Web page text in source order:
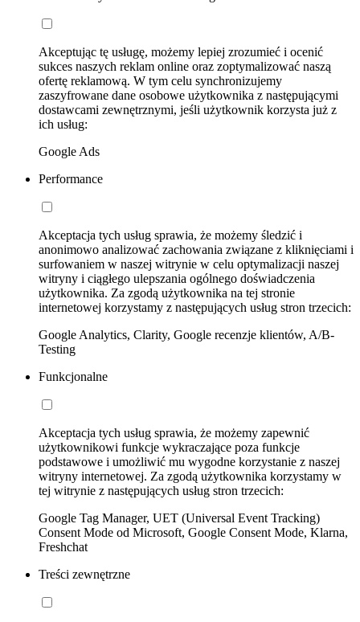
Akceptując tę usługę, możemy lepiej zrozumieć i ocenić
sukces naszych reklam online oraz zoptymalizować naszą
ofertę reklamową. W tym celu synchronizujemy
zaszyfrowane dane osobowe użytkownika z następującymi
dostawcami zewnętrznymi, jeśli użytkownik korzysta już z
ich usług:
Google Ads
Performance
Akceptacja tych usług sprawia, że możemy śledzić i
anonimowo analizować zachowania związane z kliknięciami i
surfowaniem w naszej witrynie w celu optymalizacji naszej
witryny i ciągłego ulepszania ogólnego doświadczenia
użytkownika. Za zgodą użytkownika na tej stronie
internetowej korzystamy z następujących usług stron trzecich:
Google Analytics, Clarity, Google recenzje klientów, A/B-
Testing
Funkcjonalne
Akceptacja tych usług sprawia, że możemy zapewnić
użytkownikowi funkcje wykraczające poza funkcje
podstawowe i umożliwić mu wygodne korzystanie z naszej
witryny internetowej. Za zgodą użytkownika korzystamy w
tej witrynie z następujących usług stron trzecich:
Google Tag Manager, UET (Universal Event Tracking)
Consent Mode od Microsoft, Google Consent Mode, Klarna,
Freshchat
Treści zewnętrzne